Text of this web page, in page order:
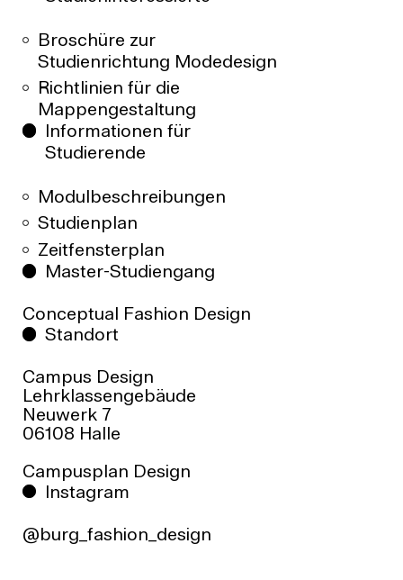
REGELSTUDIENZEIT
8 Semester, B.A. − Abschlussarbeit im 8.
Semester
KOSTEN
Keine Studiengebühren
BEWERBUNG
Bewerben
Broschüre zur
Studienrichtung Modedesign
Richtlinien für die
Mappengestaltung
Informationen für
Studierende
Modulbeschreibungen
Studienplan
Zeitfensterplan
Master-Studiengang
Conceptual Fashion Design
Standort
Campus Design
Lehrklassengebäude
Neuwerk 7
06108 Halle
Campusplan Design
Instagram
@burg_fashion_design